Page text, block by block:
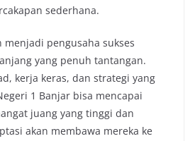
sederhana.
pengusaha sukses
yang penuh tantangan.
kerja keras, dan strategi yang
1 Banjar bisa mencapai
juang yang tinggi dan
akan membawa mereka ke